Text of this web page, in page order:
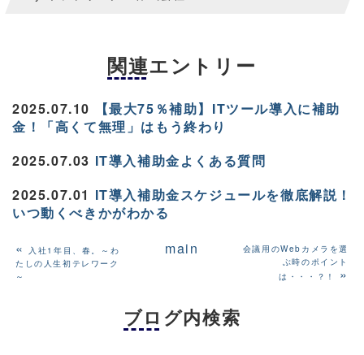
関連エントリー
2025.07.10
【最大75％補助】ITツール導入に補助
金！「高くて無理」はもう終わり
2025.07.03 IT導入補助金よくある質問
2025.07.01 IT導入補助金スケジュールを徹底解説！
いつ動くべきかがわかる
«
入社1年目、春。～わ
たしの人生初テレワーク
～
main
会議用のWebカメラを選
ぶ時のポイント
は・・・？！
»
ブログ内検索